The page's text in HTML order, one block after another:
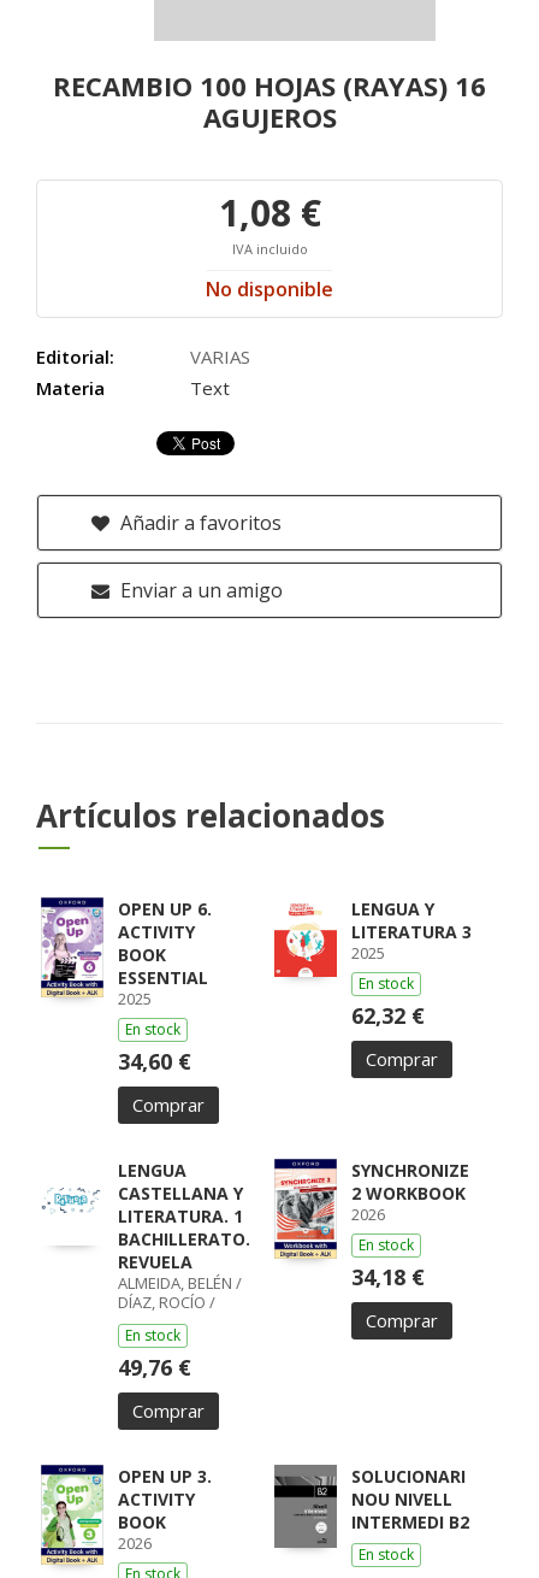
RECAMBIO 100 HOJAS (RAYAS) 16
AGUJEROS
1,08 €
IVA incluido
No disponible
Editorial:
VARIAS
Materia
Text
Añadir a favoritos
Enviar a un amigo
Artículos relacionados
OPEN UP 6.
ACTIVITY
BOOK
ESSENTIAL
2025
En stock
34,60 €
Comprar
LENGUA Y
LITERATURA 3
2025
En stock
62,32 €
Comprar
LENGUA
CASTELLANA Y
LITERATURA. 1
BACHILLERATO.
REVUELA
ALMEIDA, BELÉN /
DÍAZ, ROCÍO /
GUMIEL, SILVIA /
PÉREZ, ISABEL /
BOYANO,
RICARDO / LODÍN,
PATRICIA /
ZUBICOA
ARRAIZA, MARÍA /
ELENA / ECHEVA
En stock
49,76 €
Comprar
SYNCHRONIZE
2 WORKBOOK
2026
En stock
34,18 €
Comprar
OPEN UP 3.
ACTIVITY
BOOK
2026
En stock
SOLUCIONARI
NOU NIVELL
INTERMEDI B2
En stock